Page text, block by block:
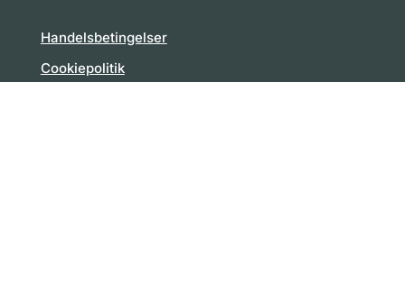
Handelsbetingelser
Cookiepolitik